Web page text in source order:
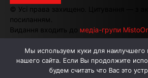
© Усі права захищено. Цитування — з
посиланням.
Видання входить до медіа-групи
АВТОРИ
Мы используем куки для наилучшего
нашего сайта. Если Вы продолжите
будем считать что Вас это